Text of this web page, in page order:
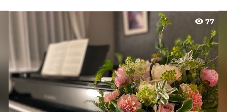
visibility 77